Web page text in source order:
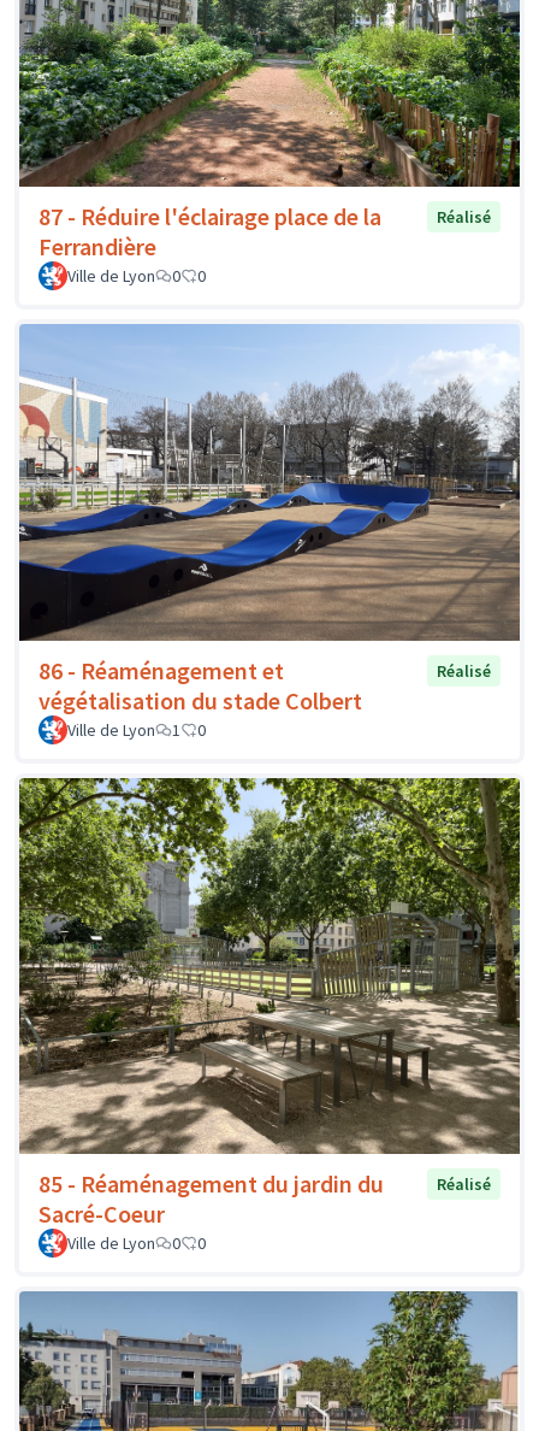
87 - Réduire l'éclairage place de la
Ferrandière
Réalisé
Ville de Lyon 0 0
86 - Réaménagement et
végétalisation du stade Colbert
Réalisé
Ville de Lyon 1 0
85 - Réaménagement du jardin du
Sacré-Coeur
Réalisé
Ville de Lyon 0 0